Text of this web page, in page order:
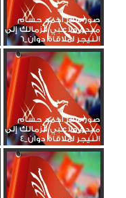
صور سفر أحمد حسام
ميدو ولاعبي الزمالك إلى
النيجر لملاقاة دوان_6
صور سفر أحمد حسام
ميدو ولاعبي الزمالك إلى
النيجر لملاقاة دوان_4